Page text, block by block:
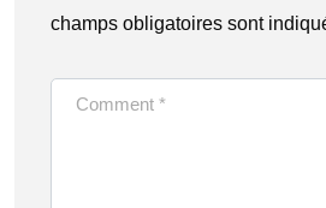
champs obligatoires sont